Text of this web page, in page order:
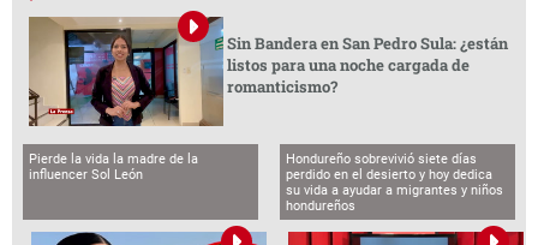
Sin Bandera en San Pedro Sula: ¿están
listos para una noche cargada de
romanticismo?
Pierde la vida la madre de la
influencer Sol León
Hondureño sobrevivió siete días
perdido en el desierto y hoy dedica
su vida a ayudar a migrantes y niños
hondureños